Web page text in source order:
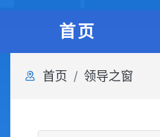
首页
首页 领导之窗